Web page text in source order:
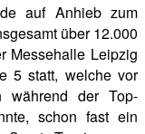
auf Anhieb zum
über 12.000
Messehalle Leipzig
5 statt, welche vor
der Top-
schon fast ein